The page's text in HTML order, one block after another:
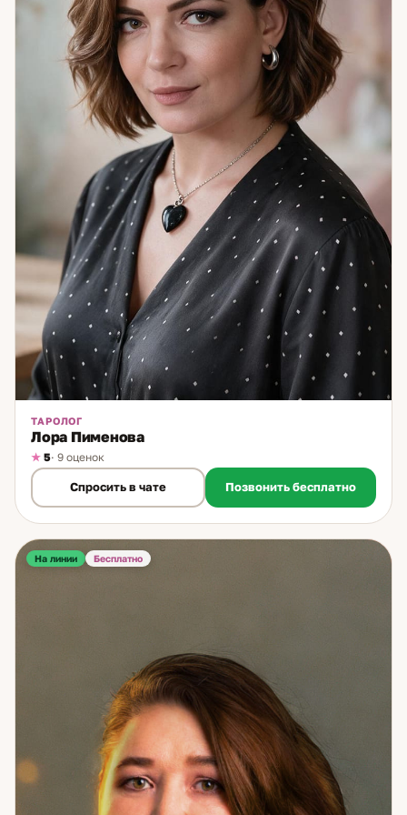
ТАРОЛОГ
Лора Пименова
5· 9 оценок
Спросить в чате Позвонить бесплатно
На линии Бесплатно